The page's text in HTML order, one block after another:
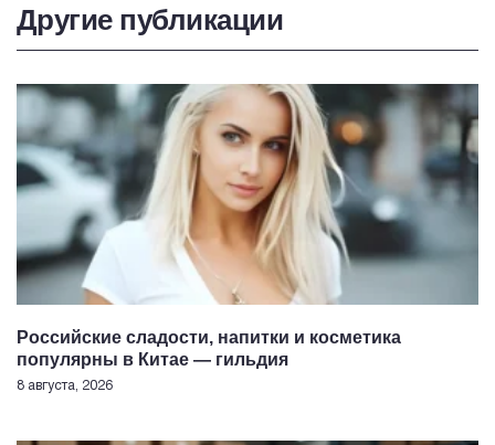
Другие публикации
Российские сладости, напитки и косметика
популярны в Китае — гильдия
8 августа, 2026